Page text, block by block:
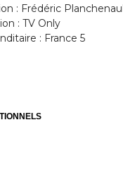
: Frédéric
: TV Only
: France 5